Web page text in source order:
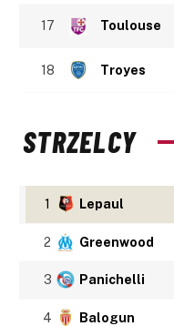
17 Toulouse
18 Troyes
STRZELCY
1 Lepaul
2 Greenwood
3 Panichelli
4 Balogun